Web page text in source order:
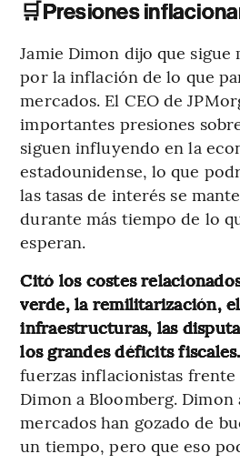
🛒Presiones
Jamie Dimon dijo que sigue
por la inflación de lo que
mercados. El CEO de
importantes presiones
siguen influyendo en la
estadounidense, lo que
las tasas de interés se
durante más tiempo de lo
esperan.
Citó los costes
verde, la remilitarización,
infraestructuras, las
los grandes déficits fiscales.
fuerzas inflacionistas frente
Dimon a Bloomberg. Dimon
mercados han gozado de
un tiempo, pero que eso